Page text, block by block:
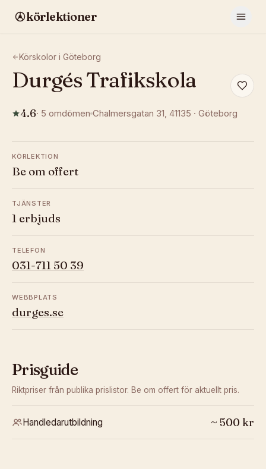
körlektioner
Körskolor i Göteborg
Durgés Trafikskola
4.6· 5 omdömen Chalmersgatan 31, 41135 · Göteborg
KÖRLEKTION
Be om offert
TJÄNSTER
1 erbjuds
TELEFON
031-711 50 39
WEBBPLATS
durges.se
Prisguide
Riktpriser från publika prislistor. Be om offert för aktuellt pris.
Handledarutbildning ~ 500 kr